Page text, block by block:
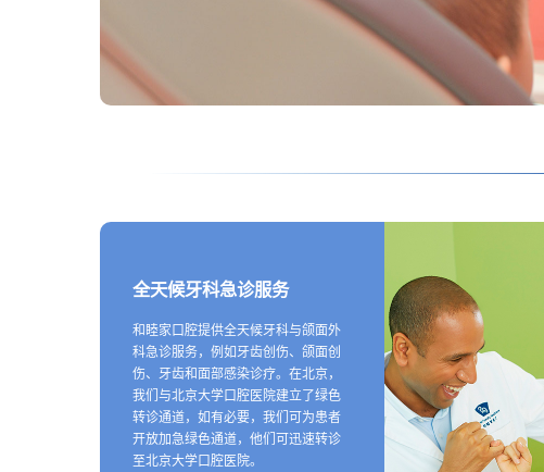
全天候牙科急诊服务
和睦家口腔提供全天候牙科与颌面外
科急诊服务，例如牙齿创伤、颌面创
伤、牙齿和面部感染诊疗。在北京，
我们与北京大学口腔医院建立了绿色
转诊通道，如有必要，我们可为患者
开放加急绿色通道，他们可迅速转诊
至北京大学口腔医院。